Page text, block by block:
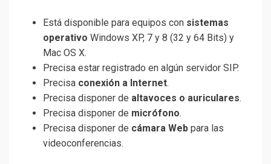
Está disponible para equipos con sistemas
operativo Windows XP, 7 y 8 (32 y 64 Bits) y
Mac OS X.
Precisa estar registrado en algún servidor SIP.
Precisa conexión a Internet.
Precisa disponer de altavoces o auriculares.
Precisa disponer de micrófono.
Precisa disponer de cámara Web para las
videoconferencias.